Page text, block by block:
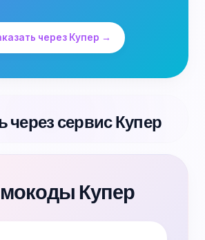
через Купер →
через сервис Купер
Купер